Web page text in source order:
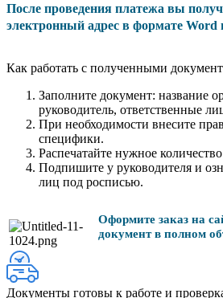
После проведения платежа вы
электронный адрес в формате Word
Как работать с полученными
Заполните документ: название
руководитель, ответственные
При необходимости внесите
специфики.
Распечатайте нужное
Подпишите у руководителя и
лиц под росписью.
Оформите заказ на
документ в полном
Документы готовы к работе и